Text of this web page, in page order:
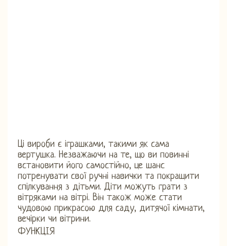
Ці вироби є іграшками, такими як сама
вертушка. Незважаючи на те, що ви повинні
встановити його самостійно, це шанс
потренувати свої ручні навички та покращити
спілкування з дітьми. Діти можуть грати з
вітряками на вітрі. Він також може стати
чудовою прикрасою для саду, дитячої кімнати,
вечірки чи вітрини.
ФУНКЦІЯ